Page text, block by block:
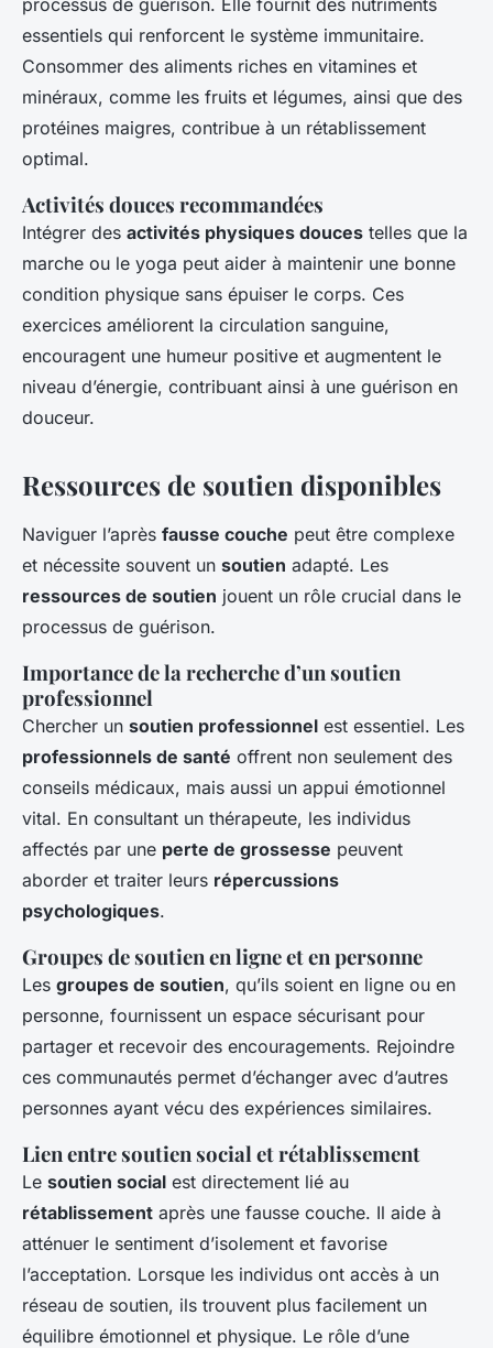
essentiels qui renforcent le système immunitaire.
Consommer des aliments riches en vitamines et
minéraux, comme les fruits et légumes, ainsi que des
protéines maigres, contribue à un rétablissement
optimal.
Activités douces recommandées
Intégrer des activités physiques douces telles que la
marche ou le yoga peut aider à maintenir une bonne
condition physique sans épuiser le corps. Ces
exercices améliorent la circulation sanguine,
encouragent une humeur positive et augmentent le
niveau d’énergie, contribuant ainsi à une guérison en
douceur.
Ressources de soutien disponibles
Naviguer l’après fausse couche peut être complexe
et nécessite souvent un soutien adapté. Les
ressources de soutien jouent un rôle crucial dans le
processus de guérison.
Importance de la recherche d’un soutien
professionnel
Chercher un soutien professionnel est essentiel. Les
professionnels de santé offrent non seulement des
conseils médicaux, mais aussi un appui émotionnel
vital. En consultant un thérapeute, les individus
affectés par une perte de grossesse peuvent
aborder et traiter leurs répercussions
psychologiques.
Groupes de soutien en ligne et en personne
Les groupes de soutien, qu’ils soient en ligne ou en
personne, fournissent un espace sécurisant pour
partager et recevoir des encouragements. Rejoindre
ces communautés permet d’échanger avec d’autres
personnes ayant vécu des expériences similaires.
Lien entre soutien social et rétablissement
Le soutien social est directement lié au
rétablissement après une fausse couche. Il aide à
atténuer le sentiment d’isolement et favorise
l’acceptation. Lorsque les individus ont accès à un
réseau de soutien, ils trouvent plus facilement un
équilibre émotionnel et physique. Le rôle d’une